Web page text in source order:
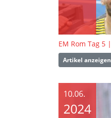
Artikel anzeigen
10.06.
2024